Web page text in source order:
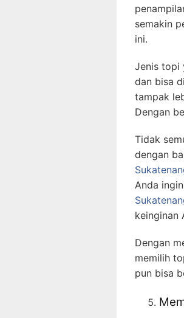
semakin
ini.
Jenis topi
dan bisa
tampak
Dengan
Tidak
dengan
Anda
keinginan
Dengan
memilih
pun bisa